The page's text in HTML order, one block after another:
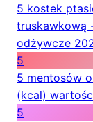
5 kostek
truskawkową
odżywcze
5
5 mentosów
(kcal)
5